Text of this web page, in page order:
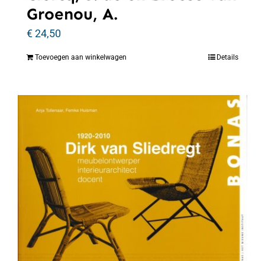
Groenou, A.
€24,50
Toevoegen aan winkelwagen Details